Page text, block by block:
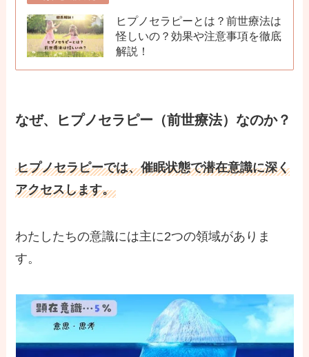
ヒプノセラピーとは？前世療法は
怪しいの？効果や注意事項を徹底
解説！
なぜ、ヒプノセラピー（前世療法）なのか？
ヒプノセラピーでは、催眠状態で潜在意識に深く
アクセスします。
わたしたちの意識には主に2つの領域がありま
す。